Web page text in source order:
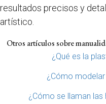
resultados precisos y
artístico.
Otros artículos sobre
¿Qué es la
¿Cómo
¿Cómo se llaman las